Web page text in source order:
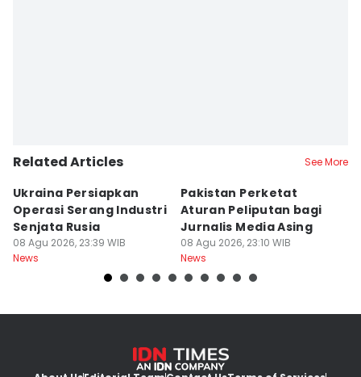
Related Articles See More
Ukraina Persiapkan
Operasi Serang Industri
Senjata Rusia
08 Agu 2026, 23:39 WIB
News
Pakistan Perketat
Aturan Peliputan bagi
Jurnalis Media Asing
08 Agu 2026, 23:10 WIB
News